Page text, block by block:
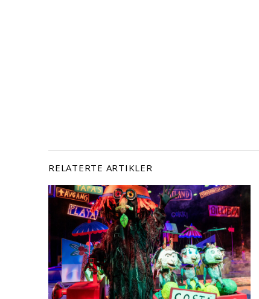
RELATERTE ARTIKLER